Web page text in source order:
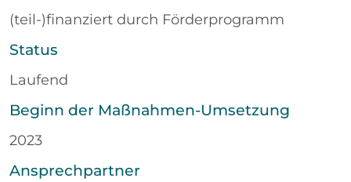
(teil-)finanziert durch Förderprogramm
Status
Laufend
Beginn der Maßnahmen-Umsetzung
2023
Ansprechpartner